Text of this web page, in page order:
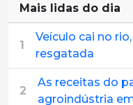
Mais lidas do dia
1
Veículo cai no
resgatada
2
As receitas do
agroindústria